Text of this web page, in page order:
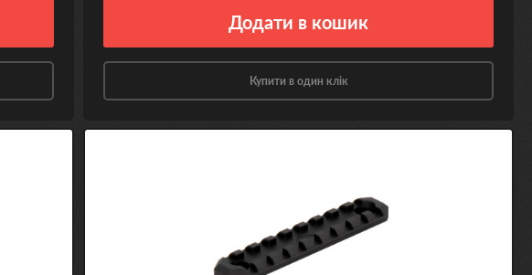
Додати в кошик
Купити в один клік